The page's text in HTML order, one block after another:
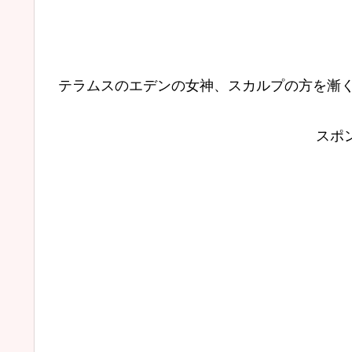
テラムスのエデンの女神、スカルプの方を漸
スポ